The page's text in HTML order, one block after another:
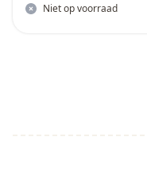
Niet op voorraad